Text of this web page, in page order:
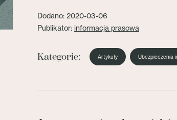
Dodano: 2020-03-06
Publikator: informacja prasowa
Kategorie: Artykuły Ubezpieczenia